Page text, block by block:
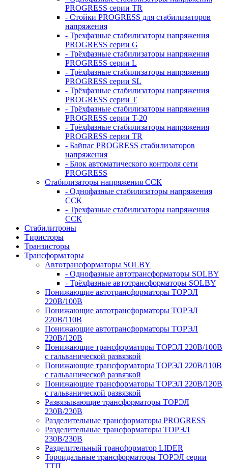
PROGRESS серии TR
- Стойки PROGRESS для стабилизаторов
напряжения
- Трехфазные стабилизаторы напряжения
PROGRESS серии G
- Трёхфазные стабилизаторы напряжения
PROGRESS серии L
- Трёхфазные стабилизаторы напряжения
PROGRESS серии SL
- Трёхфазные стабилизаторы напряжения
PROGRESS серии T
- Трёхфазные стабилизаторы напряжения
PROGRESS серии T-20
- Трёхфазные стабилизаторы напряжения
PROGRESS серии TR
- Байпас PROGRESS стабилизаторов
напряжения
- Блок автоматического контроля сети
PROGRESS
Стабилизаторы напряжения ССК
- Однофазные стабилизаторы напряжения
ССК
- Трехфазные стабилизаторы напряжения
ССК
Стабилитроны
Тиристоры
Транзисторы
Трансформаторы
Автотрансформаторы SOLBY
- Однофазные автотрансформаторы SOLBY
- Трёхфазные автотрансформаторы SOLBY
Понижающие автотрансформаторы ТОРЭЛ
220В/100В
Понижающие автотрансформаторы ТОРЭЛ
220В/110В
Понижающие автотрансформаторы ТОРЭЛ
220В/120В
Понижающие трансформаторы ТОРЭЛ 220В/100В
с гальванической развязкой
Понижающие трансформаторы ТОРЭЛ 220В/110В
с гальванической развязкой
Понижающие трансформаторы ТОРЭЛ 220В/120В
с гальванической развязкой
Развязывающие трансформаторы ТОРЭЛ
230В/230В
Разделительные трансформаторы PROGRESS
Разделительные трансформаторы ТОРЭЛ
230В/230В
Разделительный трансформатор LIDER
Тороидальные трансформаторы ТОРЭЛ серии
ТТП